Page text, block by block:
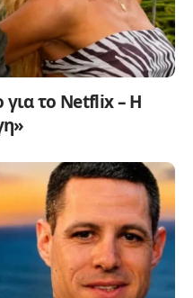
για το Netflix – Η